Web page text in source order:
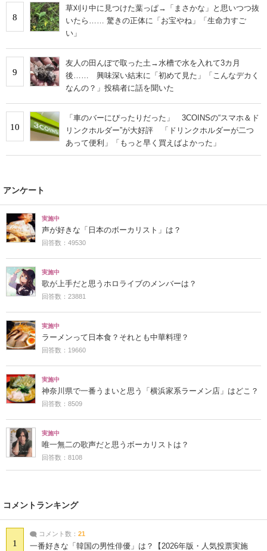
8
草刈り中に見つけた葉っぱ→「まさかな」と思いつつ抜
いたら…… 驚きの正体に「お宝やね」「生命力すご
い」
9
友人の田んぼで取った土→水槽で水を入れて3カ月
後…… 興味深い結末に「初めて見た」「こんなデカく
なんの？」投稿者に話を聞いた
10
「車のバーにぴったりだった」 3COINSの“スマホ＆ド
リンクホルダー”が大好評 「ドリンクホルダーが二つ
あって便利」「もっと早く買えばよかった」
アンケート
実施中
声が好きな「日本のボーカリスト」は？
回答数：49530
実施中
歌が上手だと思うホロライブのメンバーは？
回答数：23881
実施中
ラーメンって日本食？それとも中華料理？
回答数：19660
実施中
神奈川県で一番うまいと思う「横浜家系ラーメン店」はどこ？
回答数：8509
実施中
唯一無二の歌声だと思うボーカリストは？
回答数：8108
コメントランキング
1
コメント数： 21
一番好きな「韓国の男性俳優」は？【2026年版・人気投票実施